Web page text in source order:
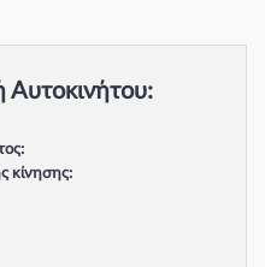
Αυτοκινήτου:
κίνησης: